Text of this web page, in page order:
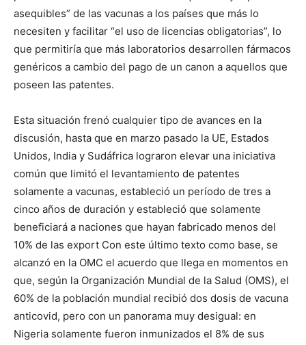
asequibles” de las vacunas a los países que más lo
necesiten y facilitar “el uso de licencias obligatorias”, lo
que permitiría que más laboratorios desarrollen fármacos
genéricos a cambio del pago de un canon a aquellos que
poseen las patentes.
Esta situación frenó cualquier tipo de avances en la
discusión, hasta que en marzo pasado la UE, Estados
Unidos, India y Sudáfrica lograron elevar una iniciativa
común que limitó el levantamiento de patentes
solamente a vacunas, estableció un período de tres a
cinco años de duración y estableció que solamente
beneficiará a naciones que hayan fabricado menos del
10% de las export Con este último texto como base, se
alcanzó en la OMC el acuerdo que llega en momentos en
que, según la Organización Mundial de la Salud (OMS), el
60% de la población mundial recibió dos dosis de vacuna
anticovid, pero con un panorama muy desigual: en
Nigeria solamente fueron inmunizados el 8% de sus